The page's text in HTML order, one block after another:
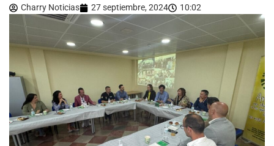
Charry Noticias 27 septiembre, 2024 10:02